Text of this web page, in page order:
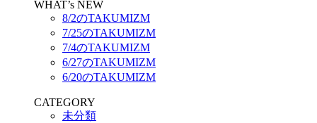
WHAT’s NEW
8/2のTAKUMIZM
7/25のTAKUMIZM
7/4のTAKUMIZM
6/27のTAKUMIZM
6/20のTAKUMIZM
CATEGORY
未分類